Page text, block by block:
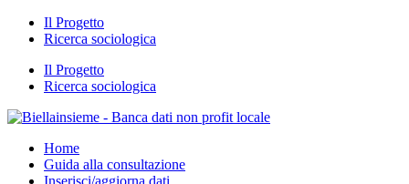
Il Progetto
Ricerca sociologica
Il Progetto
Ricerca sociologica
Home
Guida alla consultazione
Inserisci/aggiorna dati